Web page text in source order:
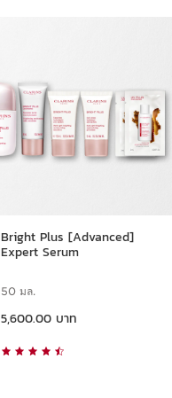
Bright Plus [Advanced]
Expert Serum
50 มล.
5,600.00 บาท